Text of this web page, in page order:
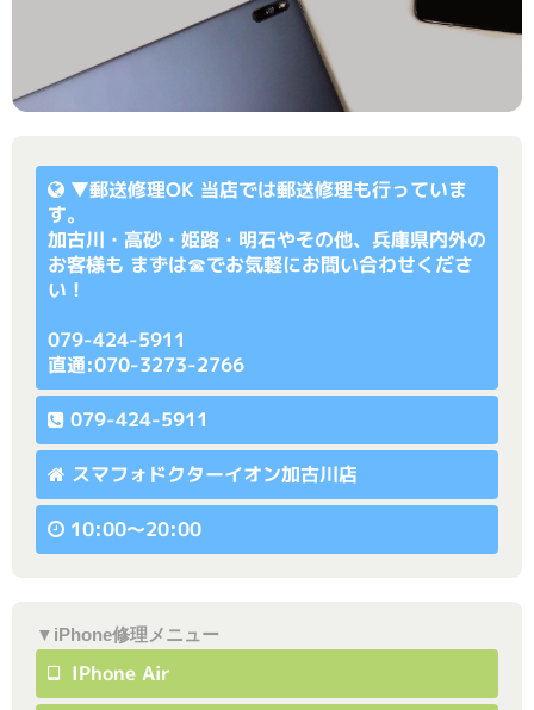
▼郵送修理OK 当店では郵送修理も行っていま
す。
加古川・高砂・姫路・明石やその他、兵庫県内外の
お客様も まずは☎でお気軽にお問い合わせくださ
い！
079-424-5911
直通:070-3273-2766
079-424-5911
スマフォドクターイオン加古川店
10:00〜20:00
▼iPhone修理メニュー
IPhone Air